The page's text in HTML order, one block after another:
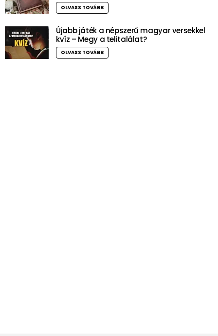
OLVASS TOVÁBB
Újabb játék a népszerű magyar versekkel
kvíz – Megy a telitalálat?
OLVASS TOVÁBB